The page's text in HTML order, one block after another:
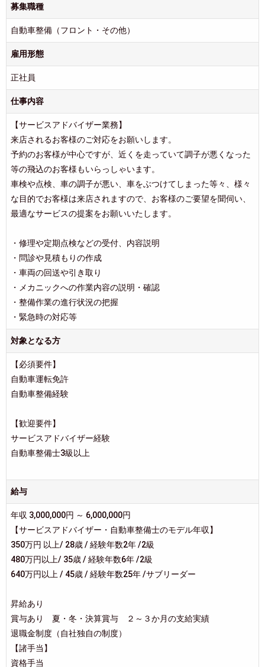
募集職種
自動車整備（フロント・その他）
雇用形態
正社員
仕事内容
【サービスアドバイザー業務】
来店されるお客様のご対応をお願いします。
予約のお客様が中心ですが、近くを走っていて調子が悪くなった
等の飛込のお客様もいらっしゃいます。
車検や点検、車の調子が悪い、車をぶつけてしまった等々、様々
な目的でお客様は来店されますので、お客様のご要望を聞伺い、
最適なサービスの提案をお願いいたします。
・修理や定期点検などの受付、内容説明
・問診や見積もりの作成
・車両の回送や引き取り
・メカニックへの作業内容の説明・確認
・整備作業の進行状況の把握
・緊急時の対応等
対象となる方
【必須要件】
自動車運転免許
自動車整備経験
【歓迎要件】
サービスアドバイザー経験
自動車整備士3級以上
給与
年収 3,000,000円 ～ 6,000,000円
【サービスアドバイザー・自動車整備士のモデル年収】
350万円 以上/ 28歳 / 経験年数2年 /2級
480万円以上/ 35歳 / 経験年数6年 /2級
640万円以上 / 45歳 / 経験年数25年 /サブリーダー
昇給あり
賞与あり 夏・冬・決算賞与 ２～３か月の支給実績
退職金制度（自社独自の制度）
【諸手当】
資格手当